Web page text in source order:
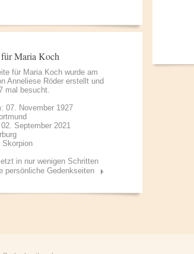
Maria Koch
für Maria Koch wurde am
Anneliese Röder erstellt und
mal besucht.
07. November 1927
September 2021
Skorpion
in nur wenigen Schritten
persönliche Gedenkseiten